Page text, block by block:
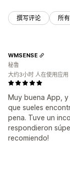
撰写评论 所
Muy buena App,
que sueles
pena. Tuve un
respondieron
recomiendo!
WMSENSE
秘鲁
大约3小时 人在使用应用